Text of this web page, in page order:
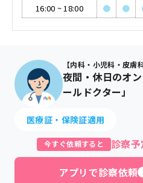
16:00 ~18:00 ● ●
【内科・小児科・皮膚
夜間・休日のオ
ールドクター」
医療証・保険証適用
今すぐ依頼すると 診察
アプリで診察依頼